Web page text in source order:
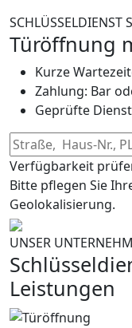
Türöffnung
Kurze
Zahlung: Bar
Geprüfte
Verfügbarkeit
Bitte pflegen Sie
Geolokalisierung.
UNSER
Leistungen